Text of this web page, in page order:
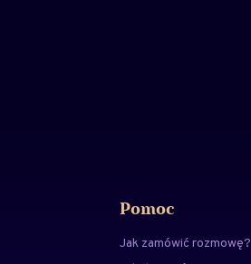
Pomoc
Jak zamówić rozmowę?